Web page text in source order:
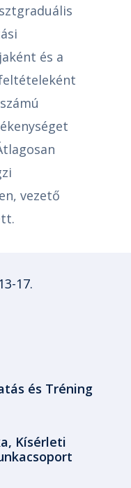
és a
vezető
17.
és Tréning
Kísérleti